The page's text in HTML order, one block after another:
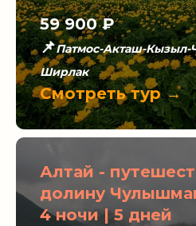
59 900 ₽
📌Патмос-Акташ-Кызыл-
Ширлак
Смотреть тур →
Алтай -
долину
4 ночи | 5 дней